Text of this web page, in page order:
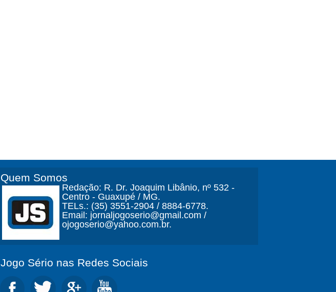
Quem Somos
Redação: R. Dr. Joaquim Libânio, nº 532 -
Centro - Guaxupé / MG.
TELs.: (35) 3551-2904 / 8884-6778.
Email: jornaljogoserio@gmail.com /
ojogoserio@yahoo.com.br.
Jogo Sério nas Redes Sociais